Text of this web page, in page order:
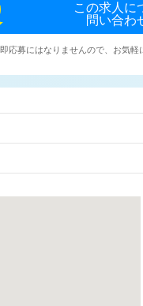
この求人に
問い合わ
即応募にはなりませんので、お気軽